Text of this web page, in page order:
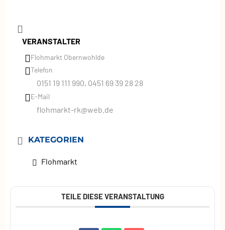
VERANSTALTER
Flohmarkt Obernwohlde
Telefon
0151 19 111 990, 0451 69 39 28 28
E-Mail
flohmarkt-rk@web.de
KATEGORIEN
Flohmarkt
TEILE DIESE VERANSTALTUNG